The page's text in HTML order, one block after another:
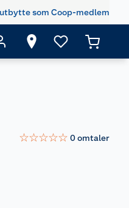
som Coop-medlem
☆☆☆☆☆ 0omtaler